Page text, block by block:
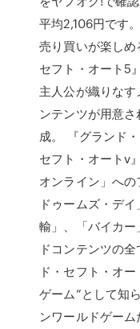
平均2,106円です
売り買いが楽しめ
セフト・オート5
主人公が織りな
ンテンツが用意
成。 『グランド
セフト・オートv
オンライン」への
ドゥームズ・デ
輸」、「バイカ
ドコンテンツの
ド・セフト・オ
ゲーム”として知
ンワールドゲー